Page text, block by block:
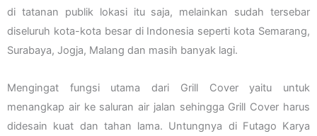
di tatanan publik lokasi itu saja, melainkan sudah tersebar
diseluruh kota-kota besar di Indonesia seperti kota Semarang,
Surabaya, Jogja, Malang dan masih banyak lagi.
Mengingat fungsi utama dari Grill Cover yaitu untuk
menangkap air ke saluran air jalan sehingga Grill Cover harus
didesain kuat dan tahan lama. Untungnya di Futago Karya